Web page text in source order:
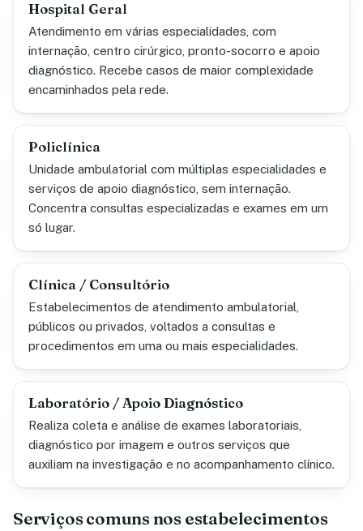
Hospital Geral
Atendimento em várias especialidades, com
internação, centro cirúrgico, pronto-socorro e apoio
diagnóstico. Recebe casos de maior complexidade
encaminhados pela rede.
Policlínica
Unidade ambulatorial com múltiplas especialidades e
serviços de apoio diagnóstico, sem internação.
Concentra consultas especializadas e exames em um
só lugar.
Clínica / Consultório
Estabelecimentos de atendimento ambulatorial,
públicos ou privados, voltados a consultas e
procedimentos em uma ou mais especialidades.
Laboratório / Apoio Diagnóstico
Realiza coleta e análise de exames laboratoriais,
diagnóstico por imagem e outros serviços que
auxiliam na investigação e no acompanhamento clínico.
Serviços comuns nos estabelecimentos